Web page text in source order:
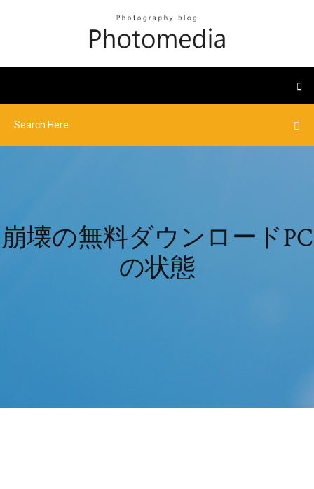
崩壊の無料ダウンロードPC
の状態